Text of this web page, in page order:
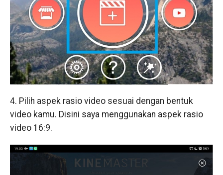
4. Pilih aspek rasio video sesuai dengan bentuk
video kamu. Disini saya menggunakan aspek rasio
video 16:9.